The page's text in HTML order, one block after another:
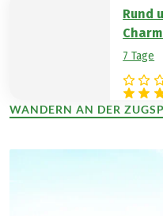
Rund
7 Tage
WANDERN AN DER